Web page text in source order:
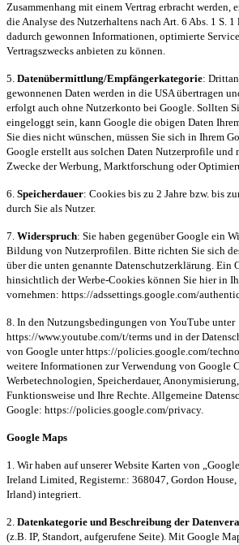
Zusammenhang mit einem Vertrag erbracht werden,
die Analyse des Nutzerhaltens nach Art. 6 Abs. 1 S.
dadurch gewonnen Informationen, optimierte
Vertragszwecks anbieten zu können.
5. Datenübermittlung/Empfängerkategorie:
gewonnenen Daten werden in die USA übertragen
erfolgt auch ohne Nutzerkonto bei Google. Sollten
eingeloggt sein, kann Google die obigen Daten
Sie dies nicht wünschen, müssen Sie sich in Ihrem
Google erstellt aus solchen Daten Nutzerprofile und
Zwecke der Werbung, Marktforschung oder
6. Speicherdauer: Cookies bis zu 2 Jahre bzw. bis
durch Sie als Nutzer.
7. Widerspruch: Sie haben gegenüber Google ein
Bildung von Nutzerprofilen. Bitte richten Sie sich
über die unten genannte Datenschutzerklärung. Ein
hinsichtlich der Werbe-Cookies können Sie hier in
vornehmen: https://adssettings.google.com/
8. In den Nutzungsbedingungen von YouTube unter
https://www.youtube.com/t/terms und in der
von Google unter https://policies.google.com/
weitere Informationen zur Verwendung von Google
Werbetechnologien, Speicherdauer,
Funktionsweise und Ihre Rechte. Allgemeine
Google: https://policies.google.com/privacy.
Google Maps
1. Wir haben auf unserer Website Karten von
Ireland Limited, Registernr.: 368047, Gordon
Irland) integriert.
2. Datenkategorie und Beschreibung der
(z.B. IP, Standort, aufgerufene Seite). Mit Google